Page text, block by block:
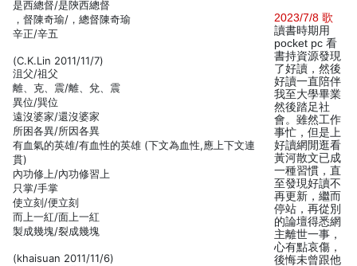
是西總督/是陝西總督
，督陳奇瑜/，總督陳奇瑜
辛正/辛五
(C.K.Lin 2011/11/7)
沮父/祖父
離、克、震/離、兌、震
異位/巽位
遠沒婆家/還沒婆家
所困各異/所因各異
有血氣的英雄/有血性的英雄 (下文為血性,應上下文連
貫)
內功修上/內功修習上
只掌/手掌
使立刻/便立刻
而上一紅/面上一紅
製成幾塊/裂成幾塊
(khaisuan 2011/11/6)
2023/7/8 歌
讀書時期用
pocket pc 看
書持資源發現
了好讀，然後
好讀一直陪伴
我至大學畢業
然後踏足社
會。雖然工作
事忙，但是上
好讀網閒逛看
黃河散文已成
一種習慣，直
至發現好讀不
再更新，繼而
停站，再從別
的論壇得悉網
主離世一事，
心有點哀傷，
後悔未曾跟他